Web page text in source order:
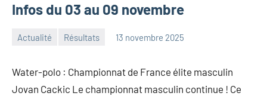
Infos du 03 au 09 novembre
Actualité Résultats 13 novembre 2025
Water-polo : Championnat de France élite masculin
Jovan Cackic Le championnat masculin continue ! Ce